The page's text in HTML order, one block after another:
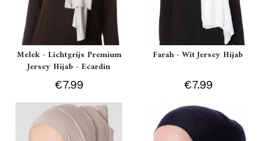
Melek - Lichtgrijs Premium
Jersey Hijab - Ecardin
€7.99
Farah - Wit Jersey Hijab
€7.99